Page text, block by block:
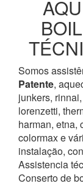
Somos
Patente,
junkers,
lorenzetti,
harman, etna,
colormax e
instalação,
Assistencia
Conserto de